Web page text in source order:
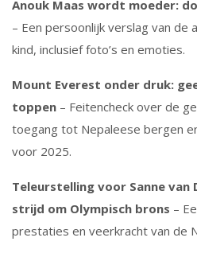
Anouk Maas wordt moeder:
– Een persoonlijk verslag van de
kind, inclusief foto’s en emoties.
Mount Everest onder druk:
toppen – Feitencheck over de
toegang tot Nepaleese bergen
voor 2025.
Teleurstelling voor Sanne van
strijd om Olympisch brons –
prestaties en veerkracht van de